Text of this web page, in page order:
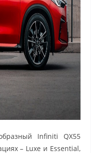
Infiniti QX55
– Luxe и Essential,